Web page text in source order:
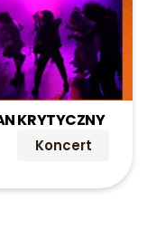
KRYTYCZNY
Koncert